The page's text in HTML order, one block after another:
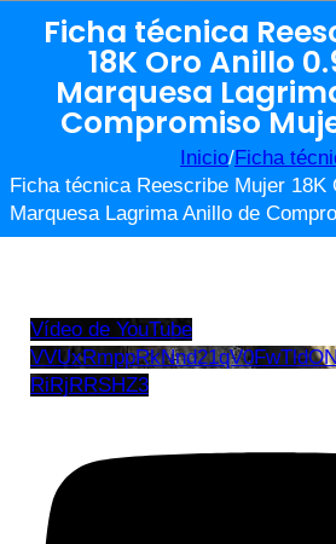
Ficha técnica
18K Oro Anillo
Marquesa
Compromiso
Inicio/Ficha
Ficha técnica Reescribe Mujer 18K
Marquesa Lagrima Anillo de
Vídeo de YouTube
RiRjRRSHZ3